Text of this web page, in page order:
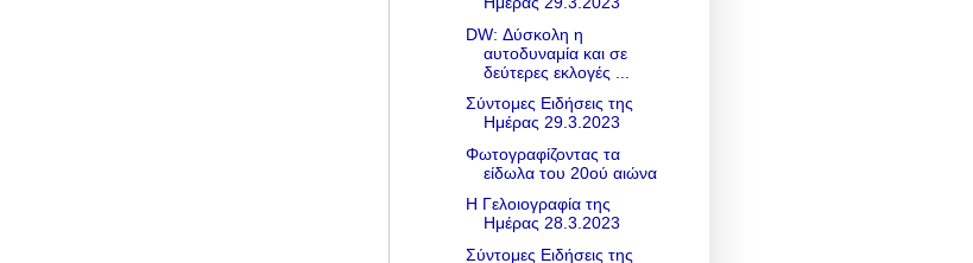
DW: Δύσκολη η
αυτοδυναμία και σε
δεύτερες εκλογές ...
Σύντομες Ειδήσεις της
Ημέρας 29.3.2023
Φωτογραφίζοντας τα
είδωλα του 20ού αιώνα
Η Γελοιογραφία της
Ημέρας 28.3.2023
Σύντομες Ειδήσεις της